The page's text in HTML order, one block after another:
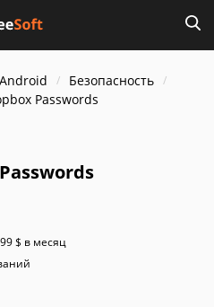
Android
Безопасность
Passwords
$ в месяц